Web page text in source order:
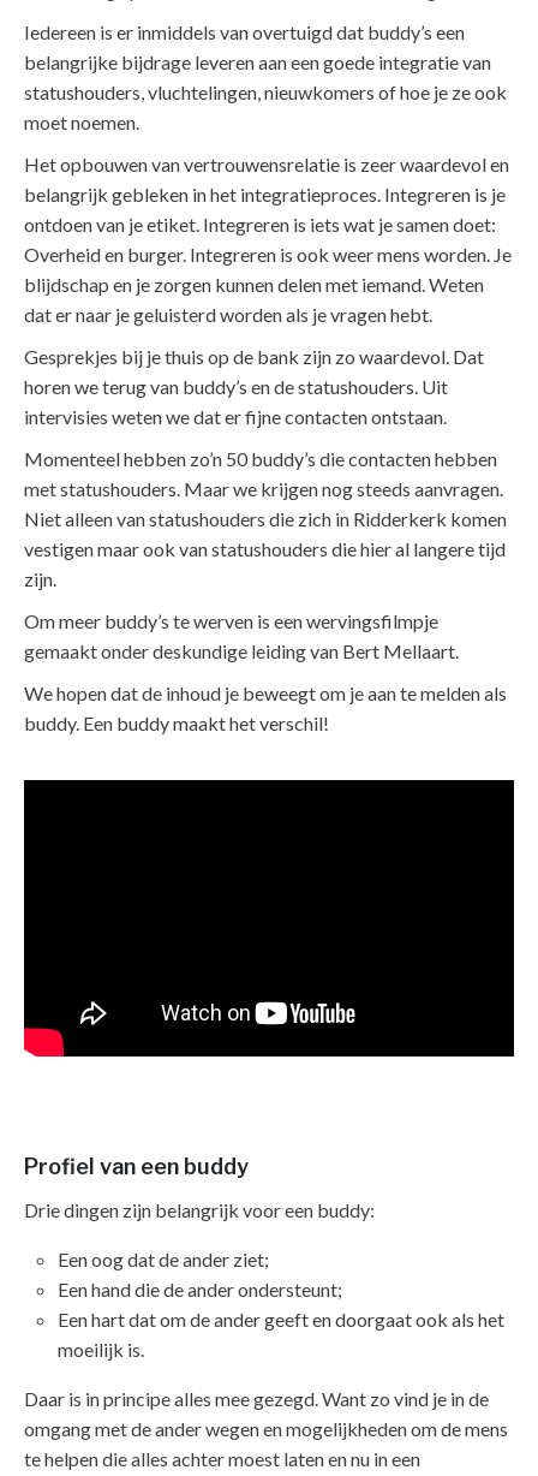
Iedereen is er inmiddels van overtuigd dat buddy’s een
belangrijke bijdrage leveren aan een goede integratie van
statushouders, vluchtelingen, nieuwkomers of hoe je ze ook
moet noemen.
Het opbouwen van vertrouwensrelatie is zeer waardevol en
belangrijk gebleken in het integratieproces. Integreren is je
ontdoen van je etiket. Integreren is iets wat je samen doet:
Overheid en burger. Integreren is ook weer mens worden. Je
blijdschap en je zorgen kunnen delen met iemand. Weten
dat er naar je geluisterd worden als je vragen hebt.
Gesprekjes bij je thuis op de bank zijn zo waardevol. Dat
horen we terug van buddy’s en de statushouders. Uit
intervisies weten we dat er fijne contacten ontstaan.
Momenteel hebben zo’n 50 buddy’s die contacten hebben
met statushouders. Maar we krijgen nog steeds aanvragen.
Niet alleen van statushouders die zich in Ridderkerk komen
vestigen maar ook van statushouders die hier al langere tijd
zijn.
Om meer buddy’s te werven is een wervingsfilmpje
gemaakt onder deskundige leiding van Bert Mellaart.
We hopen dat de inhoud je beweegt om je aan te melden als
buddy. Een buddy maakt het verschil!
Profiel van een buddy
Drie dingen zijn belangrijk voor een buddy:
Een oog dat de ander ziet;
Een hand die de ander ondersteunt;
Een hart dat om de ander geeft en doorgaat ook als het
moeilijk is.
Daar is in principe alles mee gezegd. Want zo vind je in de
omgang met de ander wegen en mogelijkheden om de mens
te helpen die alles achter moest laten en nu in een